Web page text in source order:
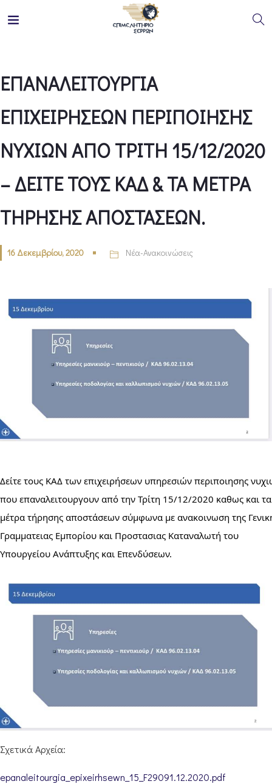
ΕΠΑΝΑΛΕΙΤΟΥΡΓΙΑ
ΕΠΙΧΕΙΡΗΣΕΩΝ ΠΕΡΙΠΟΙΗΣΗΣ
ΝΥΧΙΩΝ ΑΠΟ ΤΡΙΤΗ 15/12/2020
– ΔΕΙΤΕ ΤΟΥΣ ΚΑΔ & ΤΑ ΜΕΤΡΑ
ΤΗΡΗΣΗΣ ΑΠΟΣΤΑΣΕΩΝ.
16 Δεκεμβρίου, 2020 Νέα-Ανακοινώσεις
Δείτε τους ΚΑΔ των επιχειρήσεων υπηρεσιών περιποιησης
που επαναλειτουργουν από την Τρίτη 15/12/2020 καθως και τα
μέτρα τήρησης αποστάσεων σύμφωνα με ανακοινωση της
Γραμματειας Εμπορίου και Προστασιας Καταναλωτή του
Υπουργείου Ανάπτυξης και Επενδύσεων.
Σχετικά Αρχεία:
epanaleitourgia_epixeirhsewn_15_F29091.12.2020.pdf